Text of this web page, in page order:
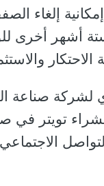
إلغاء
ستة أشهر
صناعة
لشراء تويتر